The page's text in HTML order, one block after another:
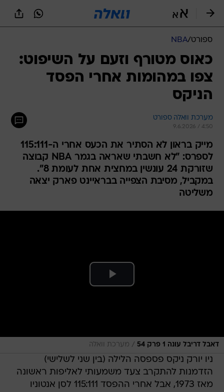
ספורט/
NBA
כאוס מטורף וזעם על השיפוט:
צפו במהומות אחרי הפסד
הניקס
מערכת וואלה ספורט
9.6.2026 / 4:50
מייק בראון לא הסתיר את הכעס אחרי ה-115:111
לספרס: "לא חשבתי שאראה בגמר NBA קבוצה
שזורקת 24 עונשין במחצית אחת לעומת 8".
במקביל, מסיבת הצפייה בבראיינט פארק יצאה
משליטה
דאבל דריבל עונה 1 פרק 54 / מערכת וואלה
ניו יורק ניקס פספסה הלילה (בין שני לשלישי)
הזדמנות להתקרב צעד משמעותי לאליפות ראשונה
מאז 1973, אבל אחרי ההפסד 115:111 לסן אנטוניו